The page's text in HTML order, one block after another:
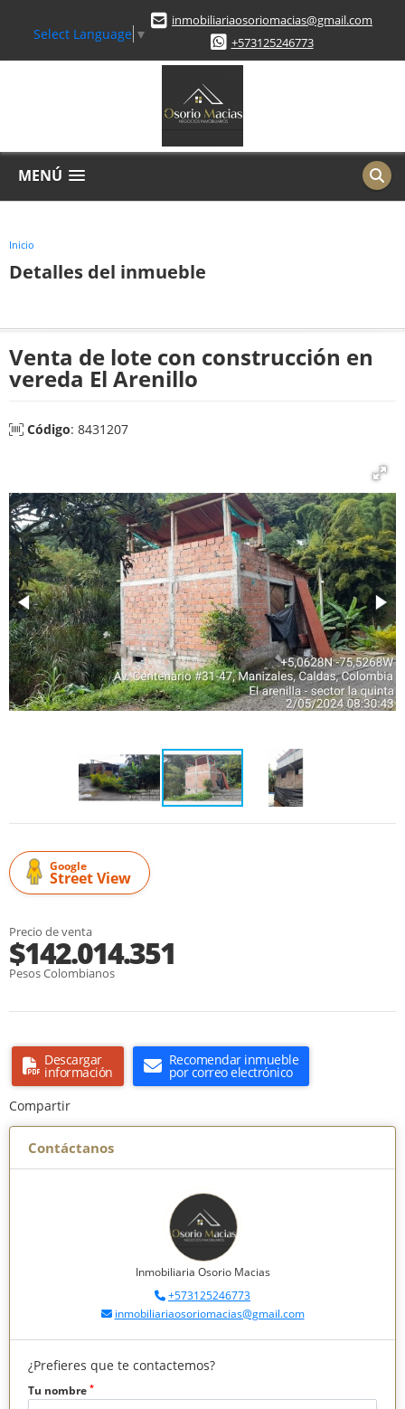
Select Language ▼
inmobiliariaosoriomacias@gmail.com
+573125246773
MENÚ
Inicio
Detalles del inmueble
Venta de lote con construcción en
vereda El Arenillo
Código: 8431207
Google
Street View
Precio de venta
$142.014.351
Pesos Colombianos
Descargar
información
Recomendar inmueble
por correo electrónico
Compartir
Contáctanos
Inmobiliaria Osorio Macias
+573125246773
inmobiliariaosoriomacias@gmail.com
¿Prefieres que te contactemos?
Tu nombre *